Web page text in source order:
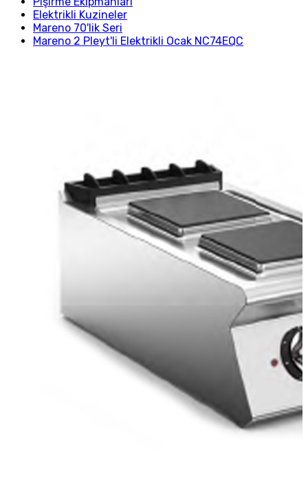
Elektrikli Kuzineler
Mareno 70'lik Seri
Mareno 2 Pleyt'li Elektrikli Ocak NC74EQC